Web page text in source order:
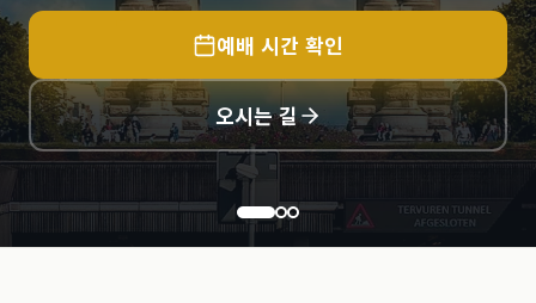
예배 시간 확인
오시는 길